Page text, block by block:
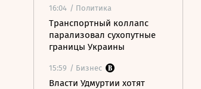
16:04 / Политика
Транспортный коллапс
парализовал сухопутные
границы Украины
15:59 / Бизнес
Власти Удмуртии хотят